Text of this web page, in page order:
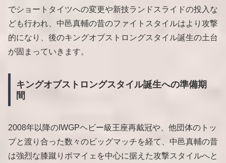
でショートタイツへの変更や新技ランドスライドの投入な
ども行われ、中邑真輔の昔のファイトスタイルはより攻撃
的になり、後のキングオブストロングスタイル誕生の土台
が固まっていきます。
キングオブストロングスタイル誕生への準備期
間
2008年以降のIWGPヘビー級王座再戴冠や、他団体のトッ
プと渡り合った数々のビッグマッチを経て、中邑真輔の昔
は強烈な膝蹴りボマイェを中心に据えた攻撃スタイルへと